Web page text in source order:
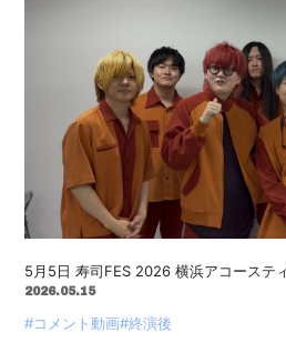
5月5日 寿司FES 2026 横浜アコーステ
2026.05.15
#コメント動画#終演後